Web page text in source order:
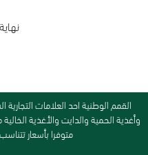
القمم الوطنية احد العلامات
وأغذية الحمية والدايت والأغذية
متوفرا بأسعار